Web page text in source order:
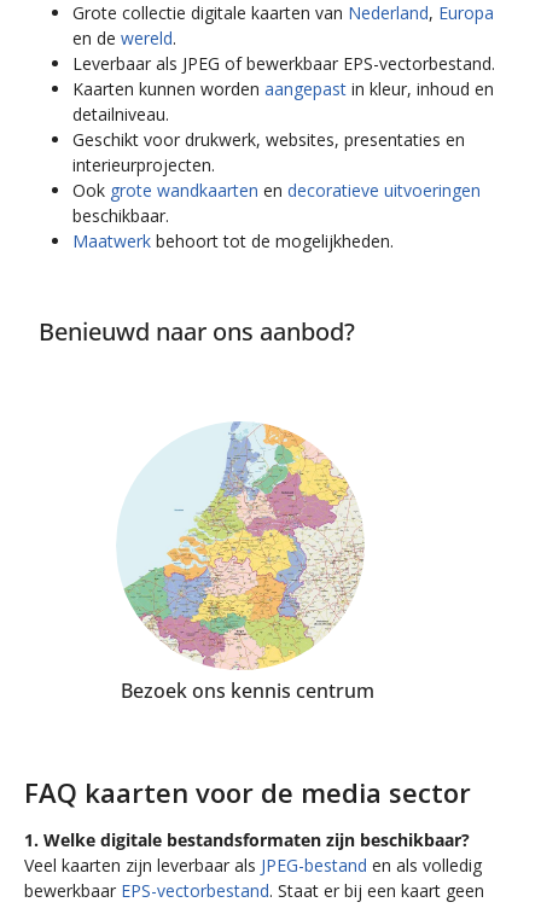
Grote collectie digitale kaarten van Nederland, Europa
en de wereld.
Leverbaar als JPEG of bewerkbaar EPS-vectorbestand.
Kaarten kunnen worden aangepast in kleur, inhoud en
detailniveau.
Geschikt voor drukwerk, websites, presentaties en
interieurprojecten.
Ook grote wandkaarten en decoratieve uitvoeringen
beschikbaar.
Maatwerk behoort tot de mogelijkheden.
Benieuwd naar ons aanbod?
Bezoek ons kennis centrum
FAQ kaarten voor de media sector
1. Welke digitale bestandsformaten zijn beschikbaar?
Veel kaarten zijn leverbaar als JPEG-bestand en als volledig
bewerkbaar EPS-vectorbestand. Staat er bij een kaart geen